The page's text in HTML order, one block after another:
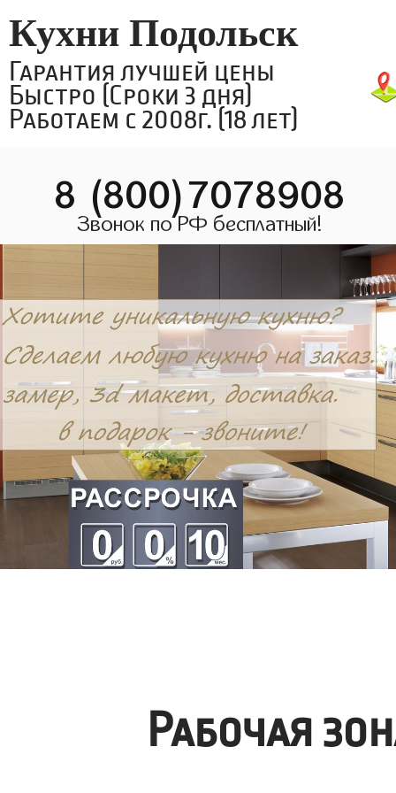
Кухни Подольск
Гарантия лучшей цены
Быстро (Сроки 3 дня)
Работаем с 2008г. (18 лет)
8 (800)7078908
Звонок по РФ бесплатный!
Рабочая